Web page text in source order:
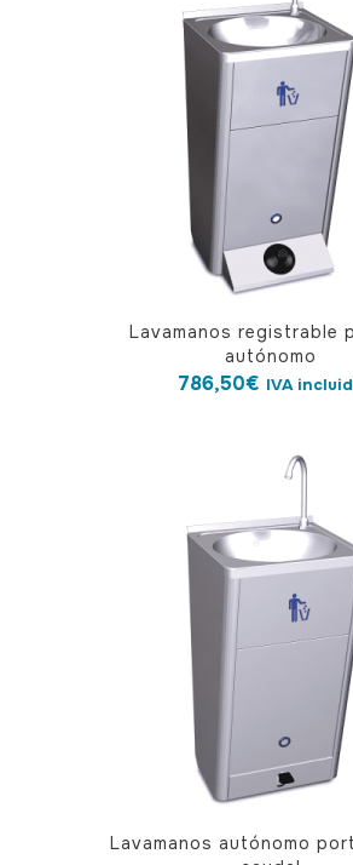
Lavamanos registrable
autónomo
786,50€ IVA
Lavamanos autónomo